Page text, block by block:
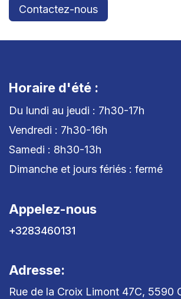
Contactez-nous
Horaire d'été :
Du lundi au jeudi : 7h30-17h
Vendredi : 7h30-16h
Samedi : 8h30-13h
Dimanche et jours fériés : fermé
Appelez-nous
+3283460131
Adresse:
Rue de la Croix Limont 47C, 5590